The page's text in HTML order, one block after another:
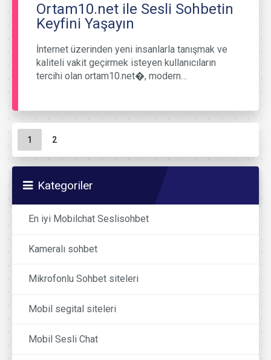
Ortam10.net ile Sesli Sohbetin
Keyfini Yaşayın
İnternet üzerinden yeni insanlarla tanışmak ve
kaliteli vakit geçirmek isteyen kullanıcıların
tercihi olan ortam10.net⁠�, modern…
Sayfa gezinme
Geçerli Sayfa
1 Sayfa
2
Kategoriler
En iyi Mobilchat Seslisohbet
Kameralı sohbet
Mikrofonlu Sohbet siteleri
Mobil segital siteleri
Mobil Sesli Chat